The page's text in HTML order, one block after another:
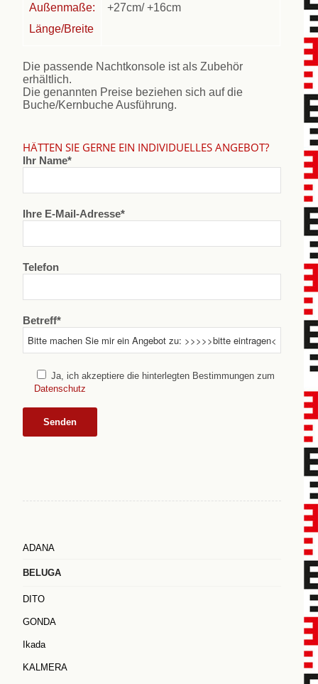
Außenmaße:
Länge/Breite
+27cm/ +16cm
Die passende Nachtkonsole ist als Zubehör
erhältlich.
Die genannten Preise beziehen sich auf die
Buche/Kernbuche Ausführung.
HÄTTEN SIE GERNE EIN INDIVIDUELLES ANGEBOT?
Ihr Name*
Ihre E-Mail-Adresse*
Telefon
Betreff*
Ja, ich akzeptiere die hinterlegten Bestimmungen zum
Datenschutz
ADANA
BELUGA
DITO
GONDA
Ikada
KALMERA